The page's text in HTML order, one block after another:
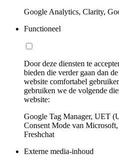
Google Analytics, Clarity,
Functioneel
Door deze diensten te
bieden die verder gaan dan
website comfortabel
gebruiken we de volgende
website:
Google Tag Manager, UET
Consent Mode van
Freshchat
Externe media-inhoud